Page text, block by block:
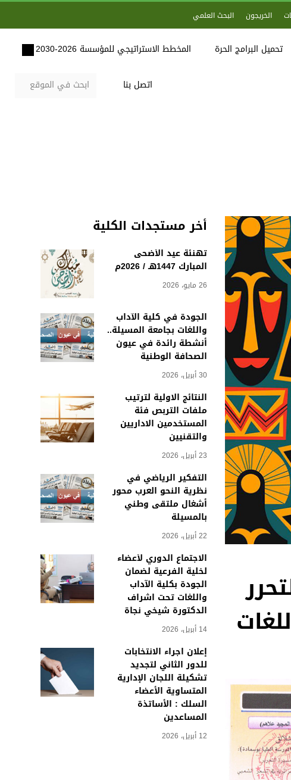
الخريجون البحث العلمي
تحميل البرامج الحرة المخطط الاستراتيجي للمؤسسة 2026-2030
اتصل بنا
أخر مستجدات الكلية
تهنئة عيد الأضحى
المبارك 1447هـ / 2026م
26 مايو، 2026
الجودة في كلية الآداب
واللغات بجامعة المسيلة..
أنشطة رائدة في عيون
الصحافة الوطنية
30 أبريل، 2026
النتائج الاولية لترتيب
ملفات التربص فئة
المستخدمين الاداريين
والتقنيين
23 أبريل، 2026
التفكير الرياضي في
نظرية النحو العرب محور
أشغال ملتقى وطني
بالمسيلة
22 أبريل، 2026
الاجتماع الدوري لأعضاء
لخلية الفرعية لضمان
الجودة بكلية الآداب
واللغات تحت اشراف
الدكتورة شيخي نجاة
14 أبريل، 2026
إعلان اجراء الانتخابات
للدور الثاني لتجديد
تشكيلة اللجان الإدارية
المتساوية الأعضاء
السلك : الأساتذة
المساعدين
12 أبريل، 2026
و اللغات